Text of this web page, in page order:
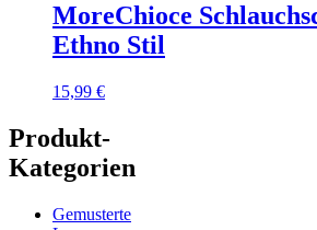
MoreChioce
Ethno Stil
15,99 €
Produkt-
Kategorien
Gemusterte